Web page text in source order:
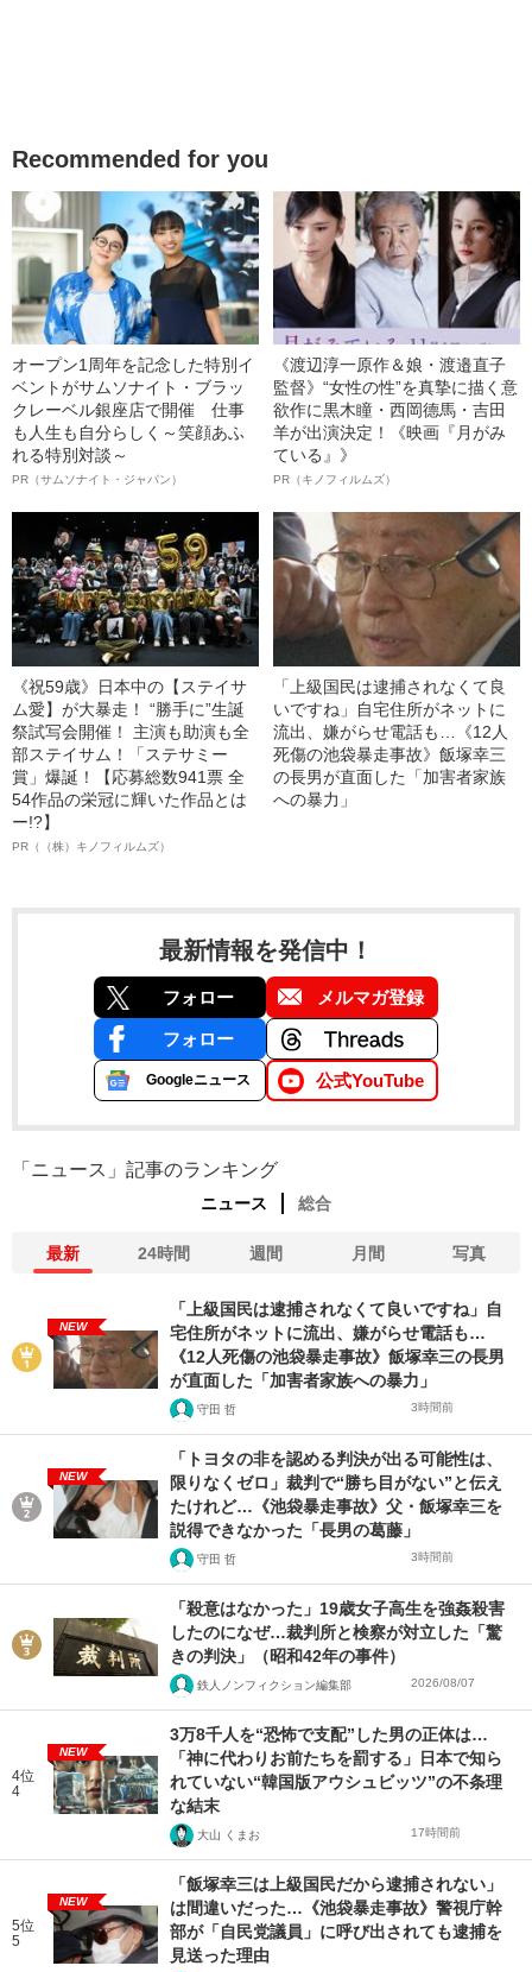
Recommended for you
オープン1周年を記念した特別イ
ベントがサムソナイト・ブラッ
クレーベル銀座店で開催 仕事
も人生も自分らしく～笑顔あふ
れる特別対談～
PR（サムソナイト・ジャパン）
《渡辺淳一原作＆娘・渡邉直子
監督》“女性の性”を真摯に描く意
欲作に黒木瞳・西岡德馬・吉田
羊が出演決定！《映画『月がみ
ている』》
PR（キノフィルムズ）
《祝59歳》日本中の【ステイサ
ム愛】が大暴走！ “勝手に”生誕
祭試写会開催！ 主演も助演も全
部ステイサム！「ステサミー
賞」爆誕！【応募総数941票 全
54作品の栄冠に輝いた作品とは
ー!?】
PR（（株）キノフィルムズ）
「上級国民は逮捕されなくて良
いですね」自宅住所がネットに
流出、嫌がらせ電話も…《12人
死傷の池袋暴走事故》飯塚幸三
の長男が直面した「加害者家族
への暴力」
最新情報を発信中！
フォロー メルマガ登録
フォロー
Googleニュース 公式YouTube
「ニュース」記事のランキング
ニュース 総合
最新 24時間 週間 月間 写真
NEW
「上級国民は逮捕されなくて良いですね」自
宅住所がネットに流出、嫌がらせ電話も…
《12人死傷の池袋暴走事故》飯塚幸三の長男
が直面した「加害者家族への暴力」
守田 哲 3時間前
NEW
「トヨタの非を認める判決が出る可能性は、
限りなくゼロ」裁判で“勝ち目がない”と伝え
たけれど…《池袋暴走事故》父・飯塚幸三を
説得できなかった「長男の葛藤」
守田 哲 3時間前
「殺意はなかった」19歳女子高生を強姦殺害
したのになぜ…裁判所と検察が対立した「驚
きの判決」（昭和42年の事件）
鉄人ノンフィクション編集部 2026/08/07
4位
4
NEW
3万8千人を“恐怖で支配”した男の正体は…
「神に代わりお前たちを罰する」日本で知ら
れていない“韓国版アウシュビッツ”の不条理
な結末
大山 くまお 17時間前
5位
5
NEW
「飯塚幸三は上級国民だから逮捕されない」
は間違いだった…《池袋暴走事故》警視庁幹
部が「自民党議員」に呼び出されても逮捕を
見送った理由